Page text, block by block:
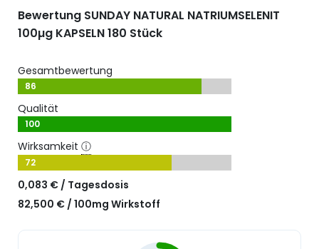
Bewertung SUNDAY NATURAL NATRIUMSELENIT
100µg KAPSELN 180 Stück
Gesamtbewertung
86
Qualität
100
Wirksamkeit ⓘ
72
0,083 € / Tagesdosis
82,500 € / 100mg Wirkstoff